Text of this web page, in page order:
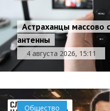
Астраханцы массово
антенны
4 августа 2026, 15:11
Общество